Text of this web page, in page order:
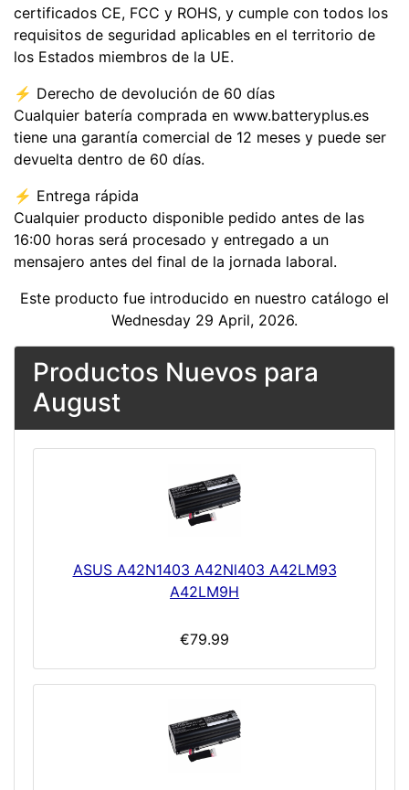
certificados CE, FCC y ROHS, y cumple con todos los
requisitos de seguridad aplicables en el territorio de
los Estados miembros de la UE.
⚡️ Derecho de devolución de 60 días
Cualquier batería comprada en www.batteryplus.es
tiene una garantía comercial de 12 meses y puede ser
devuelta dentro de 60 días.
⚡️ Entrega rápida
Cualquier producto disponible pedido antes de las
16:00 horas será procesado y entregado a un
mensajero antes del final de la jornada laboral.
Este producto fue introducido en nuestro catálogo el
Wednesday 29 April, 2026.
Productos Nuevos para
August
ASUS A42N1403 A42Nl403 A42LM93
A42LM9H
€79.99